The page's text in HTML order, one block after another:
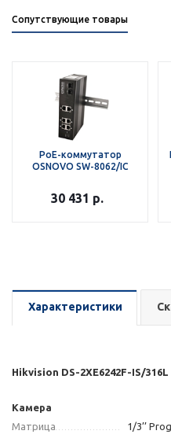
Сопутствующие товары
PoE-коммутатор
OSNOVO SW-8062/IC
30 431 р.
Характеристики
Hikvision DS-2XE6242F-IS/
Камера
Матрица
1/3’’